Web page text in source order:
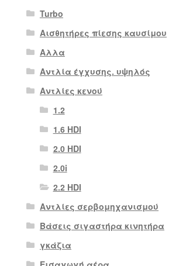
Turbo
Αισθητήρες πίεσης καυσίμου
Αλλα
Αντλία έγχυσης. υψηλός
Αντλίες κενού
1.2
1.6 HDI
2.0 HDI
2.0i
2.2 HDI
Αντλίες σερβομηχανισμού
Βάσεις σιγαστήρα κινητήρα
γκάζια